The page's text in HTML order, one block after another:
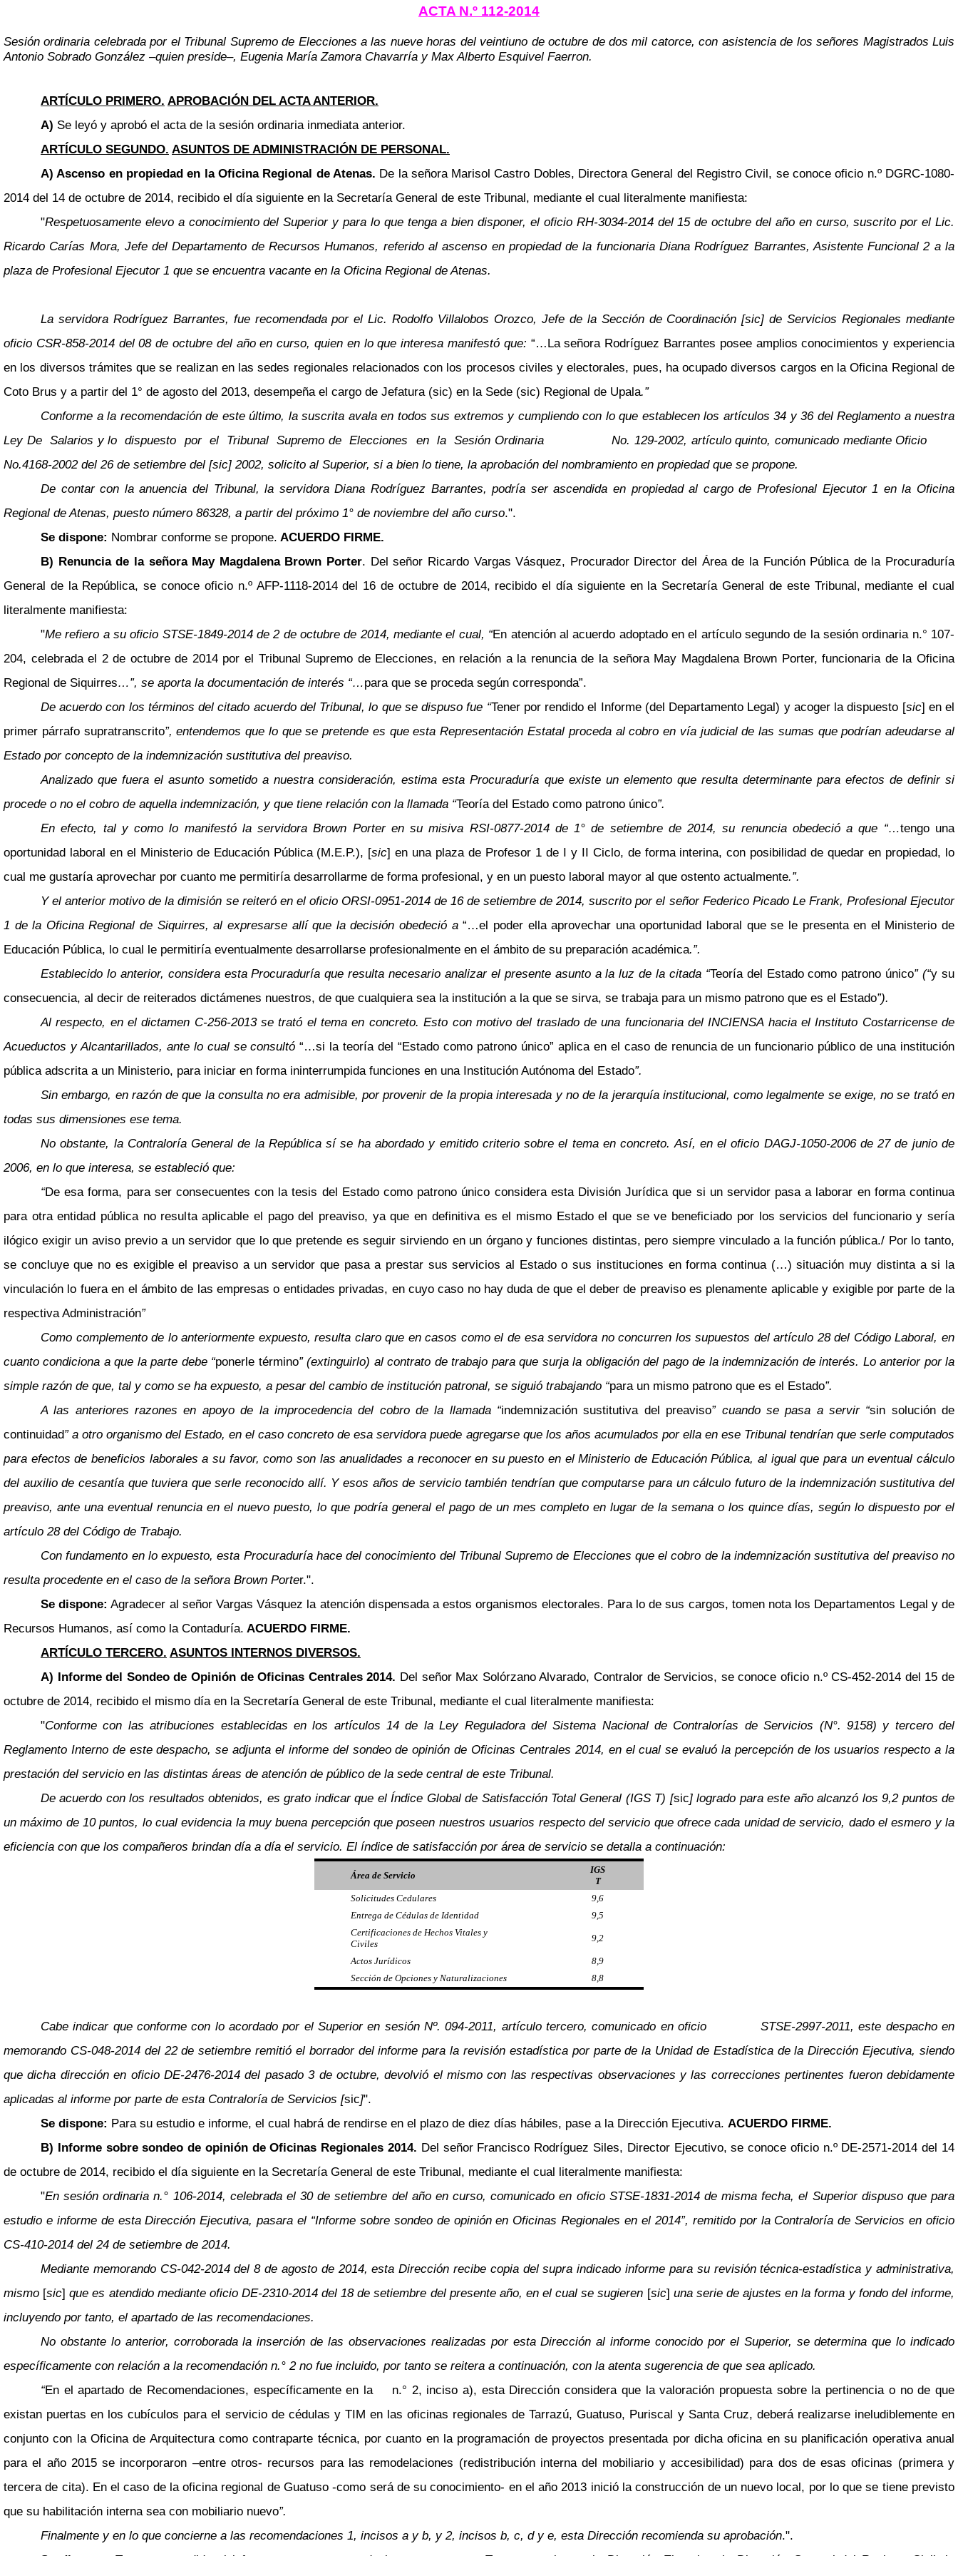
ACTA N.º 112-2014
Sesión ordinaria celebrada por el Tribunal Supremo de Elecciones a las nueve horas del veintiuno de octubre de dos mil catorce, con asistencia de los señores Magistrados Luis
Antonio Sobrado González –quien preside–, Eugenia María Zamora Chavarría y Max Alberto Esquivel Faerron.
ARTÍCULO PRIMERO. APROBACIÓN DEL ACTA ANTERIOR.
A) Se leyó y aprobó el acta de la sesión ordinaria inmediata anterior.
ARTÍCULO SEGUNDO. ASUNTOS DE ADMINISTRACIÓN DE PERSONAL.
A) Ascenso en propiedad en la Oficina Regional de Atenas. De la señora Marisol Castro Dobles, Directora General del Registro Civil, se conoce oficio n.º DGRC-1080-
2014 del 14 de octubre de 2014, recibido el día siguiente en la Secretaría General de este Tribunal, mediante el cual literalmente manifiesta:
"Respetuosamente elevo a conocimiento del Superior y para lo que tenga a bien disponer, el oficio RH-3034-2014 del 15 de octubre del año en curso, suscrito por el Lic.
Ricardo Carías Mora, Jefe del Departamento de Recursos Humanos, referido al ascenso en propiedad de la funcionaria Diana Rodríguez Barrantes, Asistente Funcional 2 a la
plaza de Profesional Ejecutor 1 que se encuentra vacante en la Oficina Regional de Atenas.
La servidora Rodríguez Barrantes, fue recomendada por el Lic. Rodolfo Villalobos Orozco, Jefe de la Sección de Coordinación [sic] de Servicios Regionales mediante
oficio CSR-858-2014 del 08 de octubre del año en curso, quien en lo que interesa manifestó que: “…La señora Rodríguez Barrantes posee amplios conocimientos y experiencia
en los diversos trámites que se realizan en las sedes regionales relacionados con los procesos civiles y electorales, pues, ha ocupado diversos cargos en la Oficina Regional de
Coto Brus y a partir del 1° de agosto del 2013, desempeña el cargo de Jefatura (sic) en la Sede (sic) Regional de Upala.”
Conforme a la recomendación de este último, la suscrita avala en todos sus extremos y cumpliendo con lo que establecen los artículos 34 y 36 del Reglamento a nuestra
Ley De Salarios y lo dispuesto por el Tribunal Supremo de Elecciones en la Sesión Ordinaria No. 129-2002, artículo quinto, comunicado mediante Oficio
No.4168-2002 del 26 de setiembre del [sic] 2002, solicito al Superior, si a bien lo tiene, la aprobación del nombramiento en propiedad que se propone.
De contar con la anuencia del Tribunal, la servidora Diana Rodríguez Barrantes, podría ser ascendida en propiedad al cargo de Profesional Ejecutor 1 en la Oficina
Regional de Atenas, puesto número 86328, a partir del próximo 1° de noviembre del año curso.".
Se dispone: Nombrar conforme se propone. ACUERDO FIRME.
B) Renuncia de la señora May Magdalena Brown Porter. Del señor Ricardo Vargas Vásquez, Procurador Director del Área de la Función Pública de la Procuraduría
General de la República, se conoce oficio n.º AFP-1118-2014 del 16 de octubre de 2014, recibido el día siguiente en la Secretaría General de este Tribunal, mediante el cual
literalmente manifiesta:
"Me refiero a su oficio STSE-1849-2014 de 2 de octubre de 2014, mediante el cual, “En atención al acuerdo adoptado en el artículo segundo de la sesión ordinaria n.° 107-
204, celebrada el 2 de octubre de 2014 por el Tribunal Supremo de Elecciones, en relación a la renuncia de la señora May Magdalena Brown Porter, funcionaria de la Oficina
Regional de Siquirres…”, se aporta la documentación de interés “…para que se proceda según corresponda”.
De acuerdo con los términos del citado acuerdo del Tribunal, lo que se dispuso fue “Tener por rendido el Informe (del Departamento Legal) y acoger la dispuesto [sic] en el
primer párrafo supratranscrito”, entendemos que lo que se pretende es que esta Representación Estatal proceda al cobro en vía judicial de las sumas que podrían adeudarse al
Estado por concepto de la indemnización sustitutiva del preaviso.
Analizado que fuera el asunto sometido a nuestra consideración, estima esta Procuraduría que existe un elemento que resulta determinante para efectos de definir si
procede o no el cobro de aquella indemnización, y que tiene relación con la llamada “Teoría del Estado como patrono único”.
En efecto, tal y como lo manifestó la servidora Brown Porter en su misiva RSI-0877-2014 de 1° de setiembre de 2014, su renuncia obedeció a que “…tengo una
oportunidad laboral en el Ministerio de Educación Pública (M.E.P.), [sic] en una plaza de Profesor 1 de I y II Ciclo, de forma interina, con posibilidad de quedar en propiedad, lo
cual me gustaría aprovechar por cuanto me permitiría desarrollarme de forma profesional, y en un puesto laboral mayor al que ostento actualmente.”.
Y el anterior motivo de la dimisión se reiteró en el oficio ORSI-0951-2014 de 16 de setiembre de 2014, suscrito por el señor Federico Picado Le Frank, Profesional Ejecutor
1 de la Oficina Regional de Siquirres, al expresarse allí que la decisión obedeció a“…el poder ella aprovechar una oportunidad laboral que se le presenta en el Ministerio de
Educación Pública, lo cual le permitiría eventualmente desarrollarse profesionalmente en el ámbito de su preparación académica.”.
Establecido lo anterior, considera esta Procuraduría que resulta necesario analizar el presente asunto a la luz de la citada “Teoría del Estado como patrono único” (“y su
consecuencia, al decir de reiterados dictámenes nuestros, de que cualquiera sea la institución a la que se sirva, se trabaja para un mismo patrono que es el Estado”).
Al respecto, en el dictamen C-256-2013 se trató el tema en concreto. Esto con motivo del traslado de una funcionaria del INCIENSA hacia el Instituto Costarricense de
Acueductos y Alcantarillados, ante lo cual se consultó“…si la teoría del “Estado como patrono único” aplica en el caso de renuncia de un funcionario público de una institución
pública adscrita a un Ministerio, para iniciar en forma ininterrumpida funciones en una Institución Autónoma del Estado”.
Sin embargo, en razón de que la consulta no era admisible, por provenir de la propia interesada y no de la jerarquía institucional, como legalmente se exige, no se trató en
todas sus dimensiones ese tema.
No obstante, la Contraloría General de la República sí se ha abordado y emitido criterio sobre el tema en concreto. Así, en el oficio DAGJ-1050-2006 de 27 de junio de
2006, en lo que interesa, se estableció que:
“De esa forma, para ser consecuentes con la tesis del Estado como patrono único considera esta División Jurídica que si un servidor pasa a laborar en forma continua
para otra entidad pública no resulta aplicable el pago del preaviso, ya que en definitiva es el mismo Estado el que se ve beneficiado por los servicios del funcionario y sería
ilógico exigir un aviso previo a un servidor que lo que pretende es seguir sirviendo en un órgano y funciones distintas, pero siempre vinculado a la función pública./ Por lo tanto,
se concluye que no es exigible el preaviso a un servidor que pasa a prestar sus servicios al Estado o sus instituciones en forma continua (…) situación muy distinta a si la
vinculación lo fuera en el ámbito de las empresas o entidades privadas, en cuyo caso no hay duda de que el deber de preaviso es plenamente aplicable y exigible por parte de la
respectiva Administración”
Como complemento de lo anteriormente expuesto, resulta claro que en casos como el de esa servidora no concurren los supuestos del artículo 28 del Código Laboral, en
cuanto condiciona a que la parte debe “ponerle término” (extinguirlo) al contrato de trabajo para que surja la obligación del pago de la indemnización de interés. Lo anterior por la
simple razón de que, tal y como se ha expuesto, a pesar del cambio de institución patronal, se siguió trabajando “para un mismo patrono que es el Estado”.
A las anteriores razones en apoyo de la improcedencia del cobro de la llamada “indemnización sustitutiva del preaviso” cuando se pasa a servir “sin solución de
continuidad” a otro organismo del Estado, en el caso concreto de esa servidora puede agregarse que los años acumulados por ella en ese Tribunal tendrían que serle computados
para efectos de beneficios laborales a su favor, como son las anualidades a reconocer en su puesto en el Ministerio de Educación Pública, al igual que para un eventual cálculo
del auxilio de cesantía que tuviera que serle reconocido allí. Y esos años de servicio también tendrían que computarse para un cálculo futuro de la indemnización sustitutiva del
preaviso, ante una eventual renuncia en el nuevo puesto, lo que podría general el pago de un mes completo en lugar de la semana o los quince días, según lo dispuesto por el
artículo 28 del Código de Trabajo.
Con fundamento en lo expuesto, esta Procuraduría hace del conocimiento del Tribunal Supremo de Elecciones que el cobro de la indemnización sustitutiva del preaviso no
resulta procedente en el caso de la señora Brown Porter.".
Se dispone: Agradecer al señor Vargas Vásquez la atención dispensada a estos organismos electorales. Para lo de sus cargos, tomen nota los Departamentos Legal y de
Recursos Humanos, así como la Contaduría. ACUERDO FIRME.
ARTÍCULO TERCERO. ASUNTOS INTERNOS DIVERSOS.
A) Informe del Sondeo de Opinión de Oficinas Centrales 2014. Del señor Max Solórzano Alvarado, Contralor de Servicios, se conoce oficio n.º CS-452-2014 del 15 de
octubre de 2014, recibido el mismo día en la Secretaría General de este Tribunal, mediante el cual literalmente manifiesta:
"Conforme con las atribuciones establecidas en los artículos 14 de la Ley Reguladora del Sistema Nacional de Contralorías de Servicios (N°. 9158) y tercero del
Reglamento Interno de este despacho, se adjunta el informe del sondeo de opinión de Oficinas Centrales 2014, en el cual se evaluó la percepción de los usuarios respecto a la
prestación del servicio en las distintas áreas de atención de público de la sede central de este Tribunal.
De acuerdo con los resultados obtenidos, es grato indicar que el Índice Global de Satisfacción Total General (IGS T) [sic] logrado para este año alcanzó los 9,2 puntos de
un máximo de 10 puntos, lo cual evidencia la muy buena percepción que poseen nuestros usuarios respecto del servicio que ofrece cada unidad de servicio, dado el esmero y la
eficiencia con que los compañeros brindan día a día el servicio. El índice de satisfacción por área de servicio se detalla a continuación:
Área de Servicio
IGS
T
Solicitudes Cedulares
9,6
Entrega de Cédulas de Identidad
9,5
Certificaciones de Hechos Vitales y
Civiles
9,2
Actos Jurídicos
8,9
Sección de Opciones y Naturalizaciones
8,8
Cabe indicar que conforme con lo acordado por el Superior en sesión Nº. 094-2011, artículo tercero, comunicado en oficio STSE-2997-2011, este despacho en
memorando CS-048-2014 del 22 de setiembre remitió el borrador del informe para la revisión estadística por parte de la Unidad de Estadística de la Dirección Ejecutiva, siendo
que dicha dirección en oficio DE-2476-2014 del pasado 3 de octubre, devolvió el mismo con las respectivas observaciones y las correcciones pertinentes fueron debidamente
aplicadas al informe por parte de esta Contraloría de Servicios [sic]".
Se dispone: Para su estudio e informe, el cual habrá de rendirse en el plazo de diez días hábiles, pase a la Dirección Ejecutiva. ACUERDO FIRME.
B) Informe sobre sondeo de opinión de Oficinas Regionales 2014. Del señor Francisco Rodríguez Siles, Director Ejecutivo, se conoce oficio n.º DE-2571-2014 del 14
de octubre de 2014, recibido el día siguiente en la Secretaría General de este Tribunal, mediante el cual literalmente manifiesta:
"En sesión ordinaria n.° 106-2014, celebrada el 30 de setiembre del año en curso, comunicado en oficio STSE-1831-2014 de misma fecha, el Superior dispuso que para
estudio e informe de esta Dirección Ejecutiva, pasara el “Informe sobre sondeo de opinión en Oficinas Regionales en el 2014”, remitido por la Contraloría de Servicios en oficio
CS-410-2014 del 24 de setiembre de 2014.
Mediante memorando CS-042-2014 del 8 de agosto de 2014, esta Dirección recibe copia del supra indicado informe para su revisión técnica-estadística y administrativa,
mismo [sic] que es atendido mediante oficio DE-2310-2014 del 18 de setiembre del presente año, en el cual se sugieren [sic] una serie de ajustes en la forma y fondo del informe,
incluyendo por tanto, el apartado de las recomendaciones.
No obstante lo anterior, corroborada la inserción de las observaciones realizadas por esta Dirección al informe conocido por el Superior, se determina que lo indicado
específicamente con relación a la recomendación n.° 2 no fue incluido, por tanto se reitera a continuación, con la atenta sugerencia de que sea aplicado.
“En el apartado de Recomendaciones, específicamente en la n.° 2, inciso a), esta Dirección considera que la valoración propuesta sobre la pertinencia o no de que
existan puertas en los cubículos para el servicio de cédulas y TIM en las oficinas regionales de Tarrazú, Guatuso, Puriscal y Santa Cruz, deberá realizarse ineludiblemente en
conjunto con la Oficina de Arquitectura como contraparte técnica, por cuanto en la programación de proyectos presentada por dicha oficina en su planificación operativa anual
para el año 2015 se incorporaron –entre otros- recursos para las remodelaciones (redistribución interna del mobiliario y accesibilidad) para dos de esas oficinas (primera y
tercera de cita). En el caso de la oficina regional de Guatuso -como será de su conocimiento- en el año 2013 inició la construcción de un nuevo local, por lo que se tiene previsto
que su habilitación interna sea con mobiliario nuevo”.
Finalmente y en lo que concierne a las recomendaciones 1, incisos a y b, y 2, incisos b, c, d y e, esta Dirección recomienda su aprobación.".